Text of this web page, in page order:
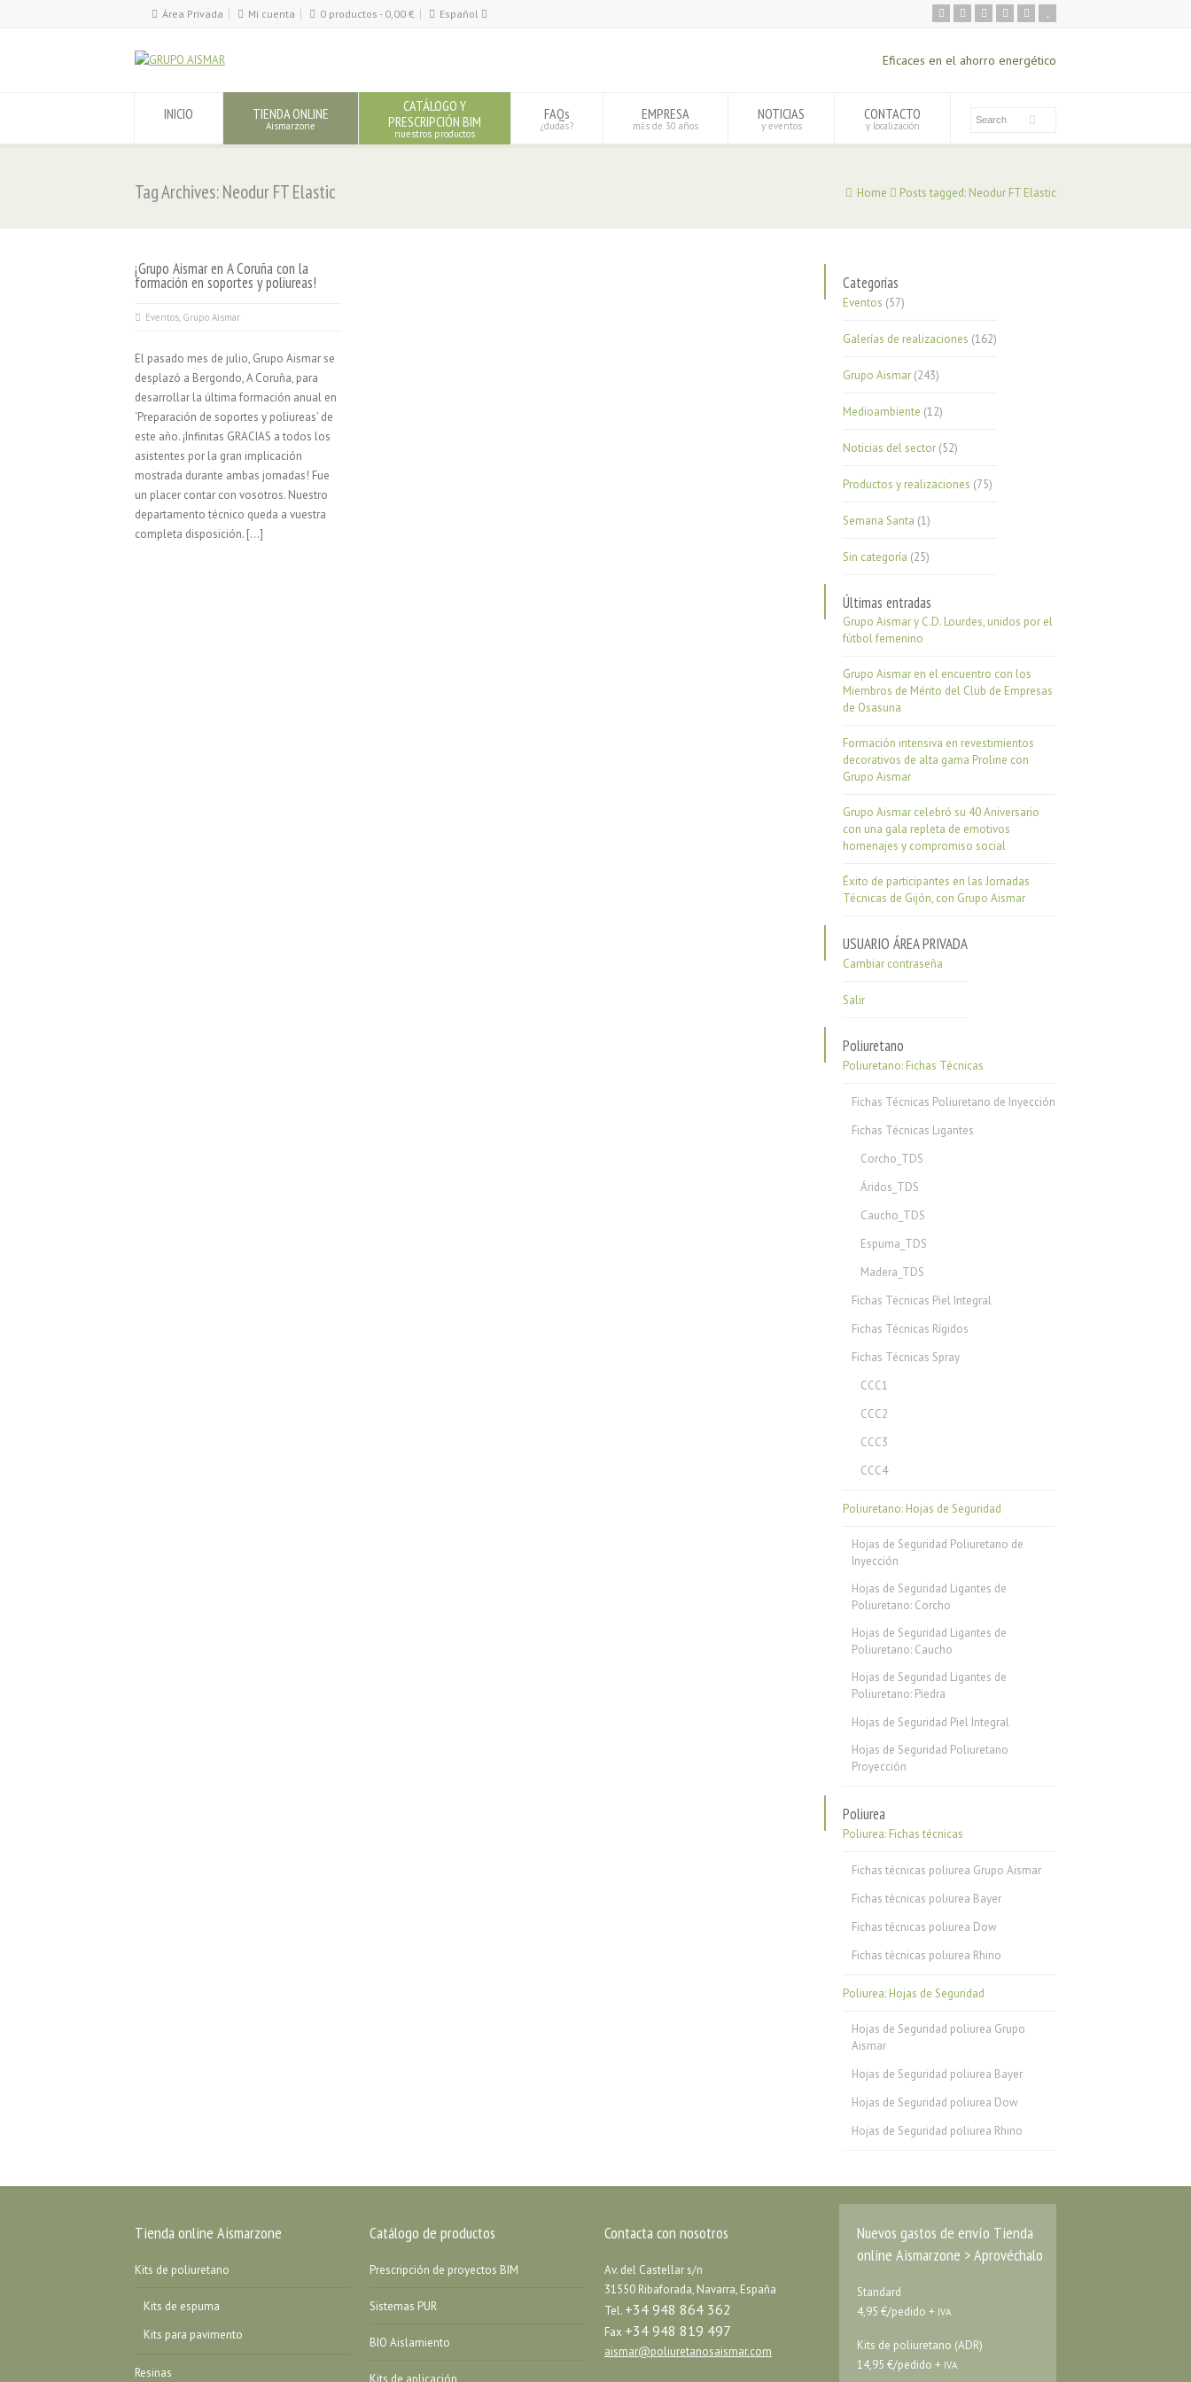
Área Privada Mi cuenta 0 productos - 0,00 €
Español
Eficaces en el ahorro energético
INICIO TIENDA ONLINE
Aismarzone
CATÁLOGO Y
PRESCRIPCIÓN BIM
nuestros productos
FAQs
¿dudas?
EMPRESA
más de 30 años
NOTICIAS
y eventos
CONTACTO
y localización
Tag Archives: Neodur FT Elastic Home Posts tagged: Neodur FT Elastic
¡Grupo Aismar en A Coruña con la
formación en soportes y poliureas!
Eventos, Grupo Aismar
El pasado mes de julio, Grupo Aismar se
desplazó a Bergondo, A Coruña, para
desarrollar la última formación anual en
‘Preparación de soportes y poliureas’ de
este año. ¡Infinitas GRACIAS a todos los
asistentes por la gran implicación
mostrada durante ambas jornadas! Fue
un placer contar con vosotros. Nuestro
departamento técnico queda a vuestra
completa disposición. […]
Categorías
Eventos (57)
Galerías de realizaciones (162)
Grupo Aismar (243)
Medioambiente (12)
Noticias del sector (52)
Productos y realizaciones (75)
Semana Santa (1)
Sin categoría (25)
Últimas entradas
Grupo Aismar y C.D. Lourdes, unidos por el
fútbol femenino
Grupo Aismar en el encuentro con los
Miembros de Mérito del Club de Empresas
de Osasuna
Formación intensiva en revestimientos
decorativos de alta gama Proline con
Grupo Aismar
Grupo Aismar celebró su 40 Aniversario
con una gala repleta de emotivos
homenajes y compromiso social
Éxito de participantes en las Jornadas
Técnicas de Gijón, con Grupo Aismar
USUARIO ÁREA PRIVADA
Cambiar contraseña
Salir
Poliuretano
Poliuretano: Fichas Técnicas
Fichas Técnicas Poliuretano de Inyección
Fichas Técnicas Ligantes
Corcho_TDS
Áridos_TDS
Caucho_TDS
Espuma_TDS
Madera_TDS
Fichas Técnicas Piel Integral
Fichas Técnicas Rígidos
Fichas Técnicas Spray
CCC1
CCC2
CCC3
CCC4
Poliuretano: Hojas de Seguridad
Hojas de Seguridad Poliuretano de
Inyección
Hojas de Seguridad Ligantes de
Poliuretano: Corcho
Hojas de Seguridad Ligantes de
Poliuretano: Caucho
Hojas de Seguridad Ligantes de
Poliuretano: Piedra
Hojas de Seguridad Piel Integral
Hojas de Seguridad Poliuretano
Proyección
Poliurea
Poliurea: Fichas técnicas
Fichas técnicas poliurea Grupo Aismar
Fichas técnicas poliurea Bayer
Fichas técnicas poliurea Dow
Fichas técnicas poliurea Rhino
Poliurea: Hojas de Seguridad
Hojas de Seguridad poliurea Grupo
Aismar
Hojas de Seguridad poliurea Bayer
Hojas de Seguridad poliurea Dow
Hojas de Seguridad poliurea Rhino
Tienda online Aismarzone
Kits de poliuretano
Kits de espuma
Kits para pavimento
Resinas
Catálogo de productos
Prescripción de proyectos BIM
Sistemas PUR
BIO Aislamiento
Kits de aplicación
Contacta con nosotros
Av. del Castellar s/n
31550 Ribaforada, Navarra, España
Tel. +34 948 864 362
Fax +34 948 819 497
aismar@poliuretanosaismar.com
Nuevos gastos de envío Tienda
online Aismarzone > Aprovéchalo
Standard
4,95 €/pedido + IVA
Kits de poliuretano (ADR)
14,95 €/pedido + IVA